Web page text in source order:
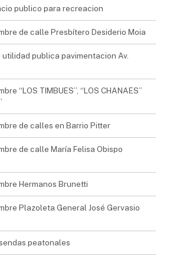
publico para recreacion
de calle Presbítero Desiderio Moia
publica pavimentacion Av.
“LOS TIMBUES”, “LOS CHANAES”
de calles en Barrio Pitter
de calle María Felisa Obispo
Hermanos Brunetti
Plazoleta General José Gervasio
peatonales